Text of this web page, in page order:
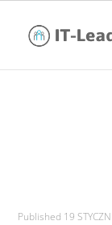
Published 19